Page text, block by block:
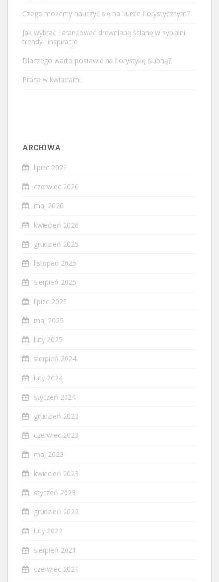
Czego możemy nauczyć się na kursie florystycznym?
Jak wybrać i aranżować drewnianą ścianę w sypialni:
trendy i inspiracje
Dlaczego warto postawić na florystykę ślubną?
Praca w kwiaciarni.
ARCHIWA
lipiec 2026
czerwiec 2026
maj 2026
kwiecień 2026
grudzień 2025
listopad 2025
sierpień 2025
lipiec 2025
maj 2025
luty 2025
sierpień 2024
luty 2024
styczeń 2024
grudzień 2023
czerwiec 2023
maj 2023
kwiecień 2023
styczeń 2023
grudzień 2022
luty 2022
sierpień 2021
czerwiec 2021